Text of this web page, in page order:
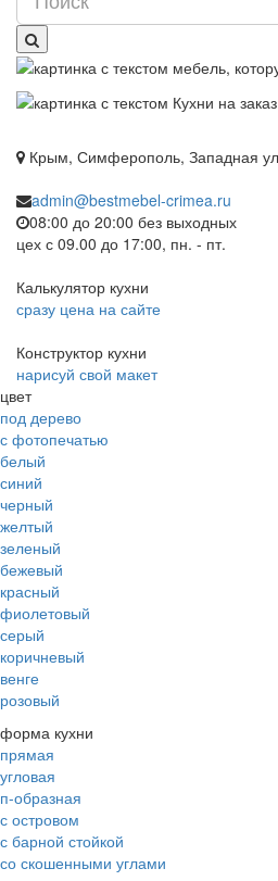
Крым, Симферополь, Западная
admin@bestmebel-crimea.ru
08:00 до 20:00 без выходных
цех с 09.00 до 17:00, пн. - пт.
Калькулятор кухни
сразу цена на сайте
Конструктор кухни
нарисуй свой макет
цвет
под дерево
с фотопечатью
белый
синий
черный
желтый
зеленый
бежевый
красный
фиолетовый
серый
коричневый
венге
розовый
форма кухни
прямая
угловая
п-образная
с островом
с барной стойкой
со скошенными углами